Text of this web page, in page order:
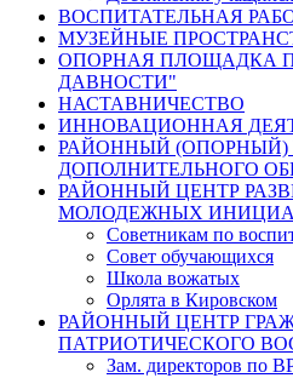
ВОСПИТАТЕЛЬНАЯ
МУЗЕЙНЫЕ
ОПОРНАЯ ПЛОЩАДКА
ДАВНОСТИ"
НАСТАВНИЧЕСТВО
ИННОВАЦИОННАЯ
РАЙОННЫЙ (ОПОРНЫЙ)
ДОПОЛНИТЕЛЬНОГО
РАЙОННЫЙ ЦЕНТР
МОЛОДЕЖНЫХ
Советникам по
Совет обучающихся
Школа вожатых
Орлята в Кировском
РАЙОННЫЙ ЦЕНТР
ПАТРИОТИЧЕСКОГО
Зам. директоров по